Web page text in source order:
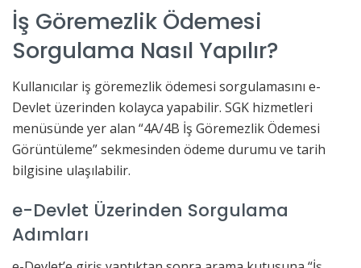
İş Göremezlik Ödemesi
Sorgulama Nasıl Yapılır?
Kullanıcılar iş göremezlik ödemesi sorgulamasını e-
Devlet üzerinden kolayca yapabilir. SGK hizmetleri
menüsünde yer alan “4A/4B İş Göremezlik Ödemesi
Görüntüleme” sekmesinden ödeme durumu ve tarih
bilgisine ulaşılabilir.
e-Devlet Üzerinden Sorgulama
Adımları